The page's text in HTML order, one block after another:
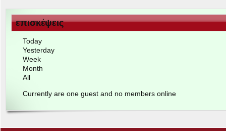
επισκέψεις
Today
Yes­ter­day
Week
Month
All
Cur­rently are one guest and no mem­bers online